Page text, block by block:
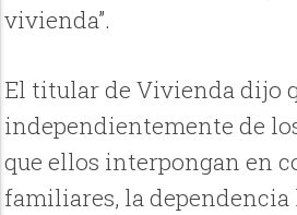
vivienda”.
El titular de Vivienda dijo
independientemente de
que ellos interpongan en
familiares, la dependencia